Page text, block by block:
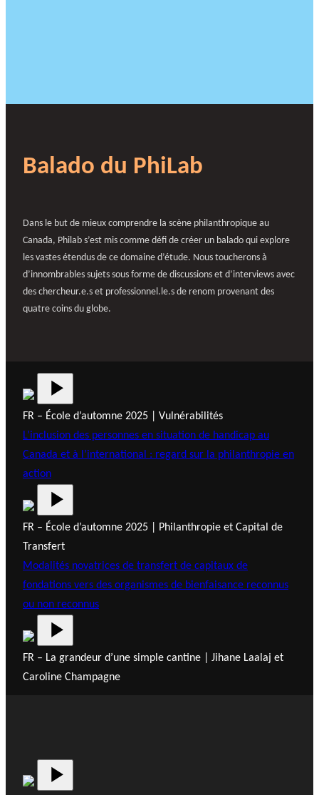
Balado du PhiLab
Dans le but de mieux comprendre la scène philanthropique au
Canada, Philab s’est mis comme défi de créer un balado qui explore
les vastes étendus de ce domaine d’étude. Nous toucherons à
d’innombrables sujets sous forme de discussions et d’interviews avec
des chercheur.e.s et professionnel.le.s de renom provenant des
quatre coins du globe.
FR – École d’automne 2025 | Vulnérabilités
L’inclusion des personnes en situation de handicap au
Canada et à l’international : regard sur la philanthropie en
action
FR – École d’automne 2025 | Philanthropie et Capital de
Transfert
Modalités novatrices de transfert de capitaux de
fondations vers des organismes de bienfaisance reconnus
ou non reconnus
FR – La grandeur d’une simple cantine | Jihane Laalaj et
Caroline Champagne